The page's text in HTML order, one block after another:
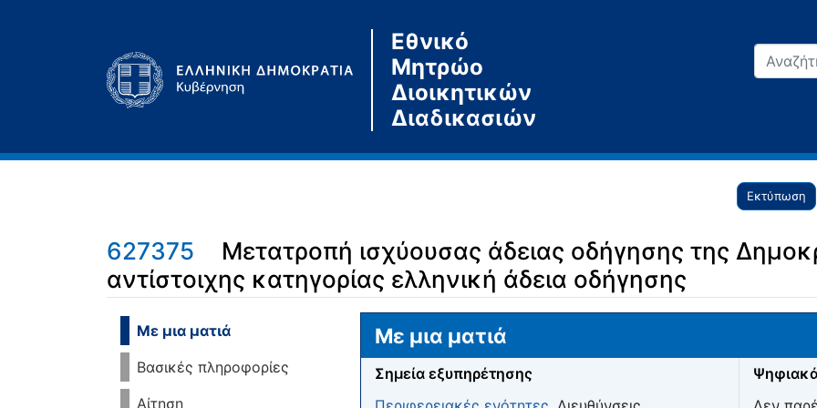
Εθνικό
Μητρώο
Διοικητικών
Διαδικασιών
Εκτύπωση
627375
Μετατροπή ισχύουσας άδειας οδήγησης της
αντίστοιχης κατηγορίας ελληνική άδεια οδήγησης
Μετάβαση σε: πλοήγηση
Με μια ματιά
Βασικές πληροφορίες
Αίτηση
Με μια ματιά
Σημεία εξυπηρέτησης